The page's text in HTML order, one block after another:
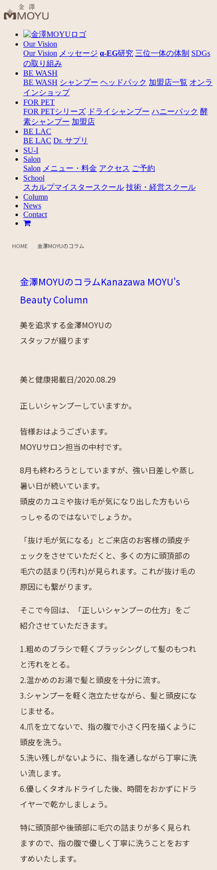
Our Vision
Our Vision メッセージ α-EG研究 三位一体の体制 SDGs
の取り組み
BE WASH
BE WASH シャンプー ヘッドパック 加盟店一覧 オンラ
インショップ
FOR PET
FOR PETシリーズ ドライシャンプー ハニーパック 酵
素シャンプー 加盟店
BE LAC
BE LAC Dr. サプリ
SU-I
Salon
Salon メニュー・料金 アクセス ご予約
School
スカルプマイスタースクール 技術・経営スクール
Column
News
Contact
HOME 金澤MOYUのコラム
金澤MOYUのコラムKanazawa MOYU's
Beauty Column
美を追求する金澤MOYUの
スタッフが綴ります
美と健康掲載日/2020.08.29
正しいシャンプーしていますか。
皆様おはようございます。
MOYUサロン担当の中村です。
8月も終わろうとしていますが、強い日差しや蒸し
暑い日が続いています。
頭皮のカユミや抜け毛が気になり出した方もいら
っしゃるのではないでしょうか。
「抜け毛が気になる」とご来店のお客様の頭皮チ
ェックをさせていただくと、多くの方に頭頂部の
毛穴の詰まり(汚れ)が見られます。これが抜け毛の
原因にも繋がります。
そこで今回は、「正しいシャンプーの仕方」をご
紹介させていただきます。
1.粗めのブラシで軽くブラッシングして髪のもつれ
と汚れをとる。
2.温かめのお湯で髪と頭皮を十分に流す。
3.シャンプーを軽く泡立たせながら、髪と頭皮にな
じませる。
4.爪を立てないで、指の腹で小さく円を描くように
頭皮を洗う。
5.洗い残しがないように、指を通しながら丁寧に洗
い流します。
6.優しくタオルドライした後、時間をおかずにドラ
イヤーで乾かしましょう。
特に頭頂部や後頭部に毛穴の詰まりが多く見られ
ますので、指の腹で優しく丁寧に洗うことをおす
すめいたします。